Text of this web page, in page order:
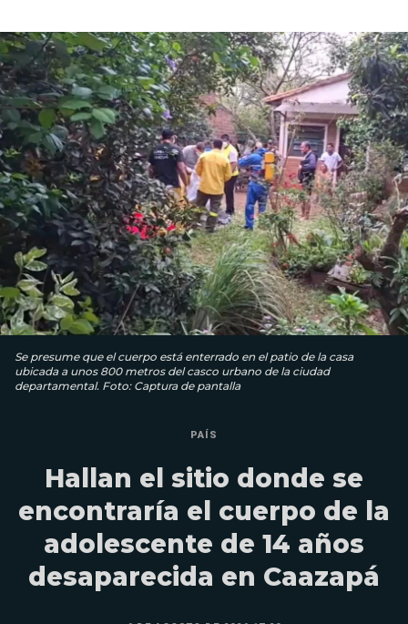
Se presume que el cuerpo está enterrado en el patio de la casa
ubicada a unos 800 metros del casco urbano de la ciudad
departamental. Foto: Captura de pantalla
PAÍS
Hallan el sitio donde se
encontraría el cuerpo de la
adolescente de 14 años
desaparecida en Caazapá